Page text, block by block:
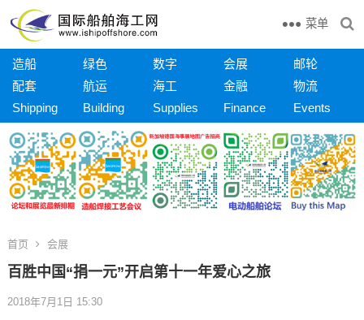
菜单
造船 绿色 数字 会展
邮轮
配套
航运 海工 金融
物流
Shipping
Building Supplies Finance Events
首页 会展
百胜中国“捐一元”开启第十一年爱心之旅
2018年7月1日 15:30